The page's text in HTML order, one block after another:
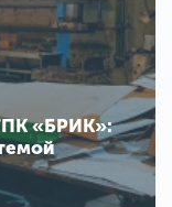
«БРИК»: